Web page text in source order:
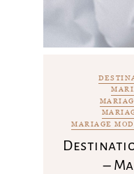
MARIAGE
–